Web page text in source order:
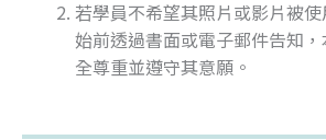
若學員不希望其照片或影片被
始前透過書面或電子郵件告知
全尊重並遵守其意願。